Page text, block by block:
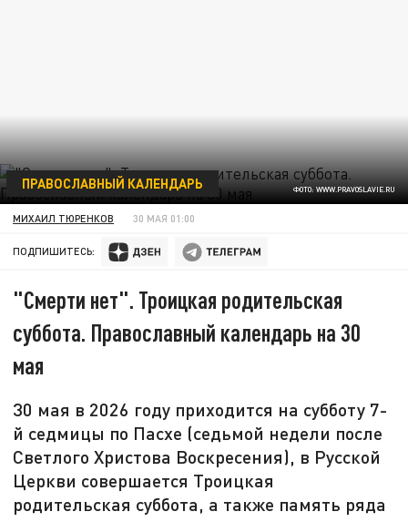
ФОТО: WWW.PRAVOSLAVIE.RU
ПРАВОСЛАВНЫЙ КАЛЕНДАРЬ
МИХАИЛ ТЮРЕНКОВ 30 МАЯ 01:00
ПОДПИШИТЕСЬ:
"Смерти нет". Троицкая родительская
суббота. Православный календарь на 30
мая
30 мая в 2026 году приходится на субботу 7-
й седмицы по Пасхе (седьмой недели после
Светлого Христова Воскресения), в Русской
Церкви совершается Троицкая
родительская суббота, а также память ряда